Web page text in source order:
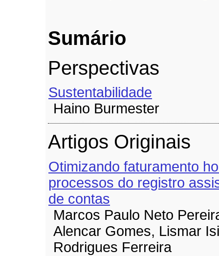
Sumário
Perspectivas
Sustentabilidade
Haino Burmester
Artigos Originais
Otimizando faturamento
processos do registro
de contas
Marcos Paulo Neto
Alencar Gomes, Lismar
Rodrigues Ferreira